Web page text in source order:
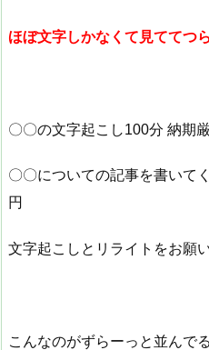
ほぼ文字しかなくて見ててつら
〇〇の文字起こし100分 納期
〇〇についての記事を書い
円
文字起こしとリライトをお願
こんなのがずらーっと並んで